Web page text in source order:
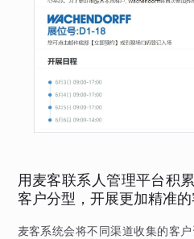
用麦客联系人管理平台积
客户分型，开展更加精准
麦客系统会将不同渠道收集的客